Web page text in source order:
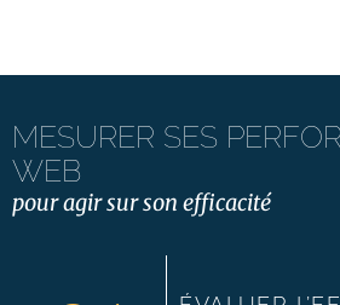
MESURER SES
WEB
pour agir sur son efficacité